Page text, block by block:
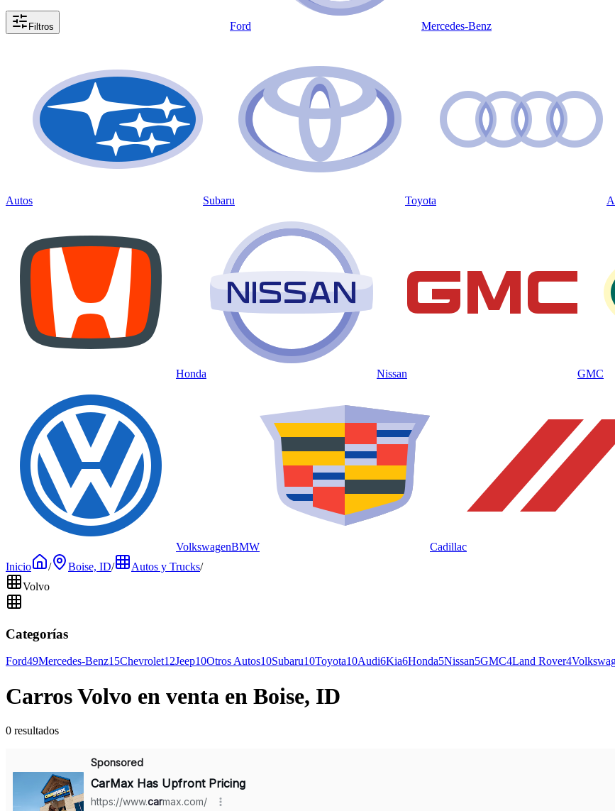
Filtros Ford Mercedes-Benz
Autos Subaru Toyota
Honda Nissan GMC
VolkswagenBMW Cadillac
Inicio
/ Boise, ID/ Autos y Trucks/
Volvo
Categorías
Ford49Mercedes-Benz15Chevrolet12Jeep10Otros Autos10Subaru10Toyota10Audi6Kia6Honda5Nissan5GMC4Land Rover4
Carros Volvo en venta en Boise, ID
0 resultados